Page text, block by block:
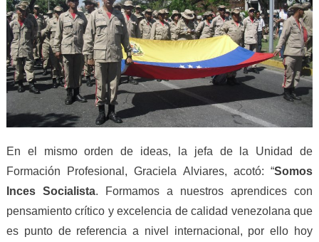
En el mismo orden de ideas, la jefa de la Unidad de
Formación Profesional, Graciela Alviares, acotó: “Somos
Inces Socialista. Formamos a nuestros aprendices con
pensamiento crítico y excelencia de calidad venezolana que
es punto de referencia a nivel internacional, por ello hoy